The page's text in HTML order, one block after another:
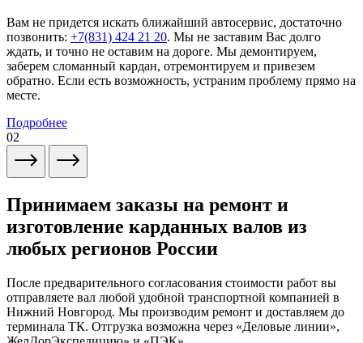
Вам не придется искать ближайший автосервис, достаточно
позвонить: +7(831) 424 21 20. Мы не заставим Вас долго
ждать, и точно не оставим на дороге. Мы демонтируем,
заберем сломанный кардан, отремонтируем и привезем
обратно. Если есть возможность, устраним проблему прямо на
месте.
Подробнее
02
Принимаем заказы на ремонт и
изготовление карданных валов из
любых регионов России
После предварительного согласования стоимости работ вы
отправляете вал любой удобной транспортной компанией в
Нижний Новгород. Мы производим ремонт и доставляем до
терминала ТК. Отгрузка возможна через «Деловые линии»,